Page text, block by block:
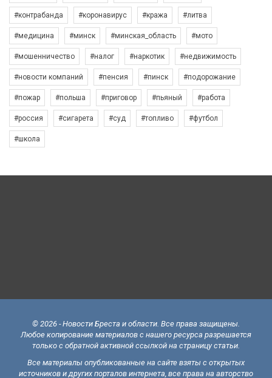
#контрабанда #коронавирус #кража #литва
#медицина #минск #минская_область #мото
#мошенничество #налог #наркотик #недвижимость
#новости компаний #пенсия #пинск #подорожание
#пожар #польша #приговор #пьяный #работа
#россия #сигарета #суд #топливо #футбол
#школа
© 2026 - Новости Бреста и области. Все права защищены.
Любое копирование материалов с нашего ресурса разрешается
только с обратной активной ссылкой на страницу статьи.
Все материалы опубликованные на сайте взяты с открытых
источников и других порталов интернета, все права на авторство